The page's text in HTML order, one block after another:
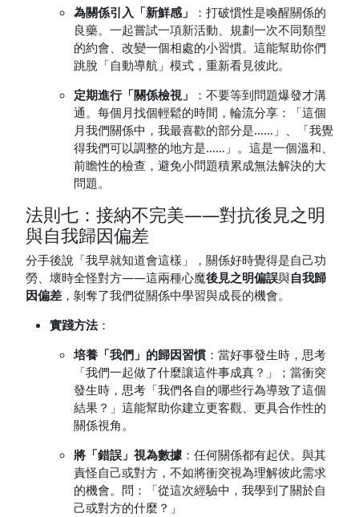
為關係引入「新鮮感」
：打破慣性是喚醒關係的
良藥。一起嘗試一項新活動、規劃一次不同類型
的約會、改變一個相處的小習慣。這能幫助你們
跳脫「自動導航」模式，重新看見彼此。
定期進行「關係檢視」
：不要等到問題爆發才溝
通。每個月找個輕鬆的時間，輪流分享：「這個
月我們關係中，我最喜歡的部分是……」、「我覺
得我們可以調整的地方是……」。這是一個溫和、
前瞻性的檢查，避免小問題積累成無法解決的大
問題。
法則七：接納不完美——對抗後見之明
與自我歸因偏差
分手後說「我早就知道會這樣」，關係好時覺得是自己功
勞、壞時全怪對方——這兩種心魔後見之明偏誤與自我歸
因偏差 ，剝奪了我們從關係中學習與成長的機會。
實踐方法：
培養「我們」的歸因習慣 ：當好事發生時，思考
「我們一起做了什麼讓這件事成真？」；當衝突
發生時，思考「我們各自的哪些行為導致了這個
結果？」這能幫助你建立更客觀、更具合作性的
關係視角。
將「錯誤」視為數據：任何關係都有起伏。與其
責怪自己或對方，不如將衝突視為理解彼此需求
的機會。問：「從這次經驗中，我學到了關於自
己或對方的什麼？」